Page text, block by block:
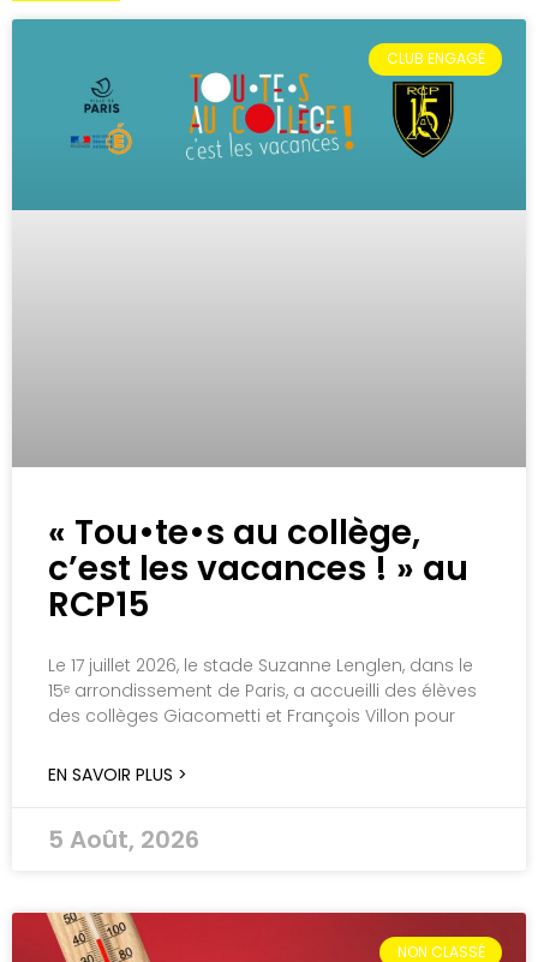
CLUB ENGAGÉ
« Tou•te•s au collège,
c’est les vacances ! » au
RCP15
Le 17 juillet 2026, le stade Suzanne Lenglen, dans le
15ᵉ arrondissement de Paris, a accueilli des élèves
des collèges Giacometti et François Villon pour
EN SAVOIR PLUS >
5 Août, 2026
NON CLASSÉ